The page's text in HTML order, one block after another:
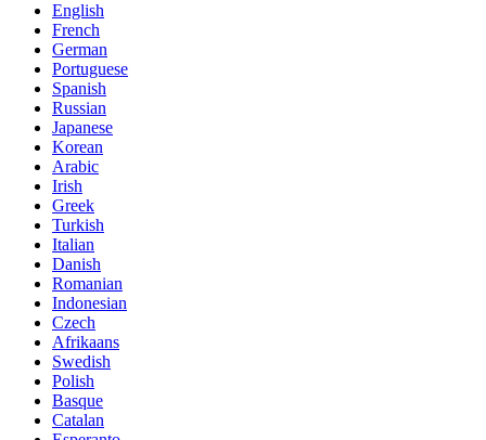
English
French
German
Portuguese
Spanish
Russian
Japanese
Korean
Arabic
Irish
Greek
Turkish
Italian
Danish
Romanian
Indonesian
Czech
Afrikaans
Swedish
Polish
Basque
Catalan